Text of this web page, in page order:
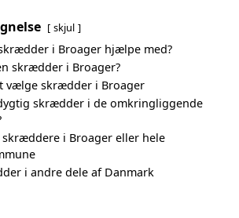
skjul
i Broager hjælpe med?
skrædder i Broager?
vælge skrædder i Broager
skrædder i de omkringliggende
skræddere i Broager eller hele
i andre dele af Danmark